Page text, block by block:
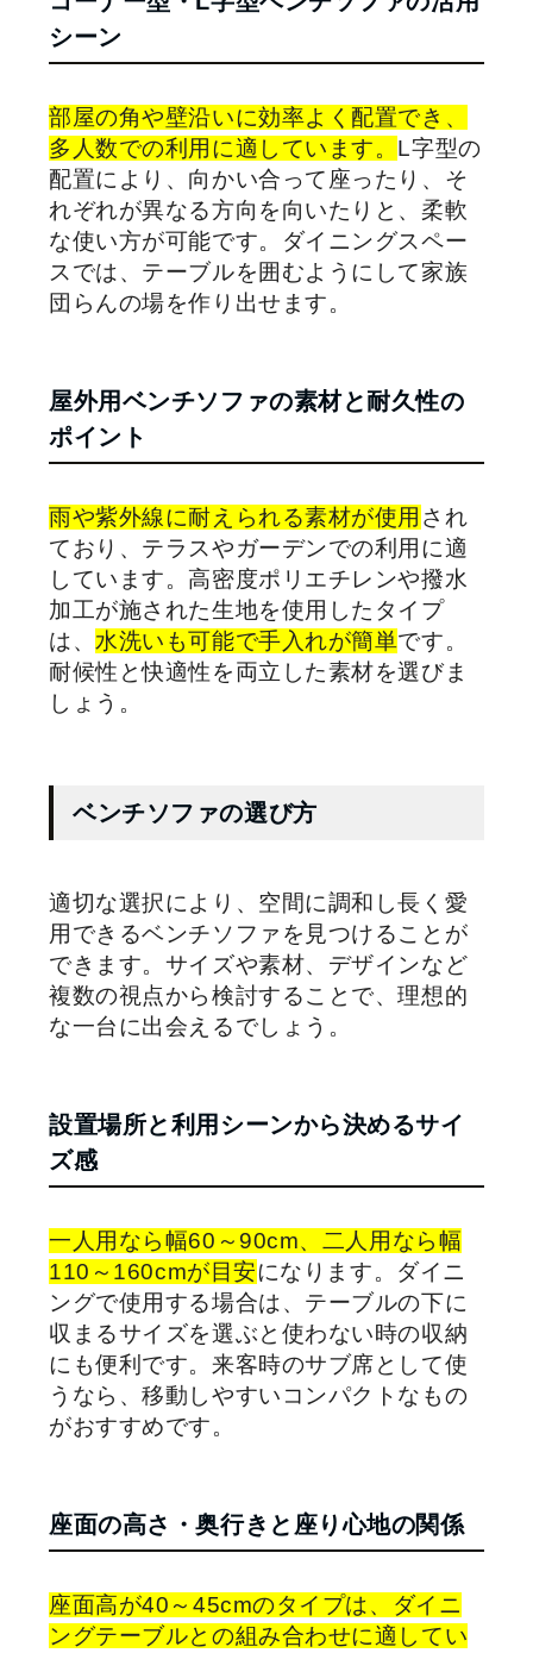
シーン
部屋の角や壁沿いに効率よく配置でき、
多人数での利用に適しています。 L字型の
配置により、向かい合って座ったり、そ
れぞれが異なる方向を向いたりと、柔軟
な使い方が可能です。ダイニングスペー
スでは、テーブルを囲むようにして家族
団らんの場を作り出せます。
屋外用ベンチソファの素材と耐久性の
ポイント
雨や紫外線に耐えられる素材が使用 され
ており、テラスやガーデンでの利用に適
しています。高密度ポリエチレンや撥水
加工が施された生地を使用したタイプ
は、 水洗いも可能で手入れが簡単です。
耐候性と快適性を両立した素材を選びま
しょう。
ベンチソファの選び方
適切な選択により、空間に調和し長く愛
用できるベンチソファを見つけることが
できます。サイズや素材、デザインなど
複数の視点から検討することで、理想的
な一台に出会えるでしょう。
設置場所と利用シーンから決めるサイ
ズ感
一人用なら幅60～90cm、二人用なら幅
110～160cmが目安になります。ダイニ
ングで使用する場合は、テーブルの下に
収まるサイズを選ぶと使わない時の収納
にも便利です。来客時のサブ席として使
うなら、移動しやすいコンパクトなもの
がおすすめです。
座面の高さ・奥行きと座り心地の関係
座面高が40～45cmのタイプは、ダイニ
ングテーブルとの組み合わせに適してい